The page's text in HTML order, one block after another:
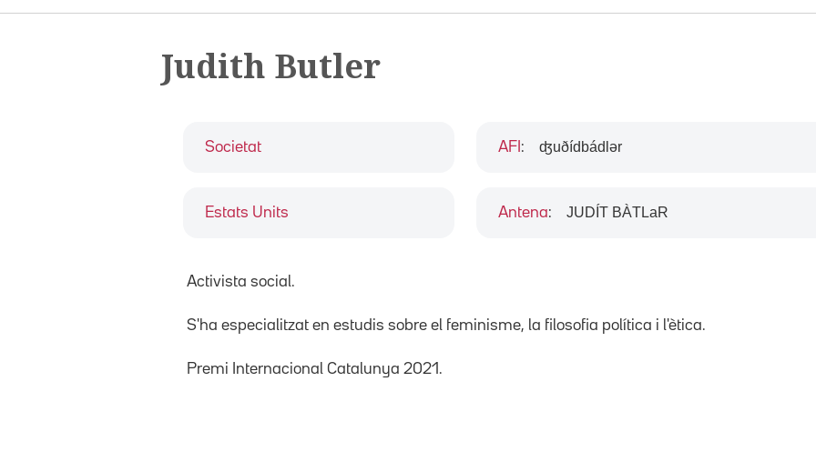
Judith Butler
Societat
Estats Units
AFI : ʤuðídbádlər
Antena: JUDÍT BÀTLaR
Activista social.
S'ha especialitzat en estudis sobre el feminisme, la filosofia política i l'ètica.
Premi Internacional Catalunya 2021.